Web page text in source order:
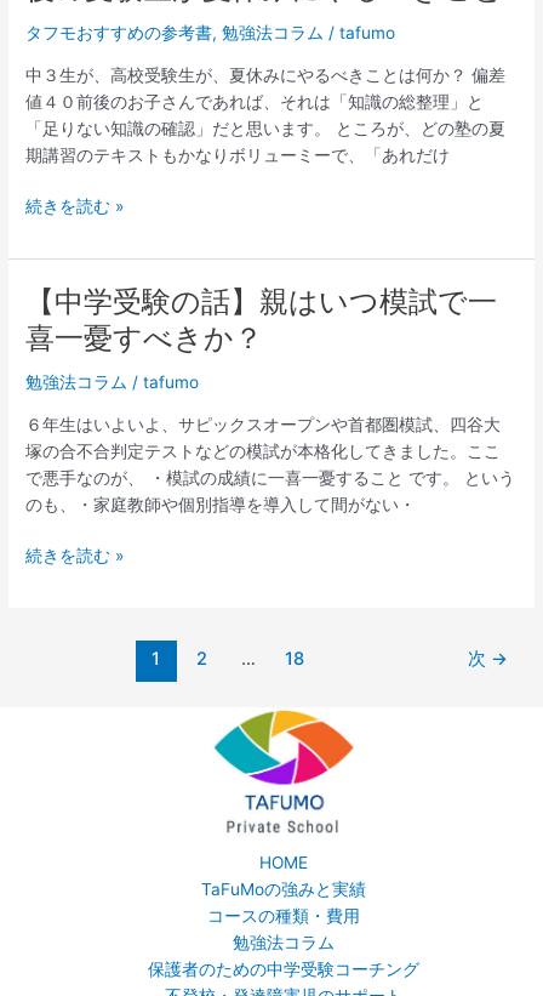
た
課
外
学
習
設
タフモおすすめの参考書,勉強法コラム /tafumo
中３生が、高校受験生が、夏休みにやるべきことは何か？ 偏差
値４０前後のお子さんであれば、それは「知識の総整理」と
「足りない知識の確認」だと思います。 ところが、どの塾の夏
期講習のテキストもかなりボリューミーで、「あれだけ
験
勉
強
法】
偏
値
後
の
受
生
が
夏
休
に
続きを読む »
【中学受験の話】親はいつ模試で一
喜一憂すべきか？
勉強法コラム /tafumo
６年生はいよいよ、サピックスオープンや首都圏模試、四谷大
塚の合不合判定テストなどの模試が本格化してきました。ここ
で悪手なのが、 ・模試の成績に一喜一憂すること です。 という
のも、・家庭教師や個別指導を導入して間がない・
【中
学
受
験
話】
親
は
い
模
続きを読む »
1 2 … 18 次 →
HOME
TaFuMoの強みと実績
コースの種類・費用
勉強法コラム
保護者のための中学受験コーチング